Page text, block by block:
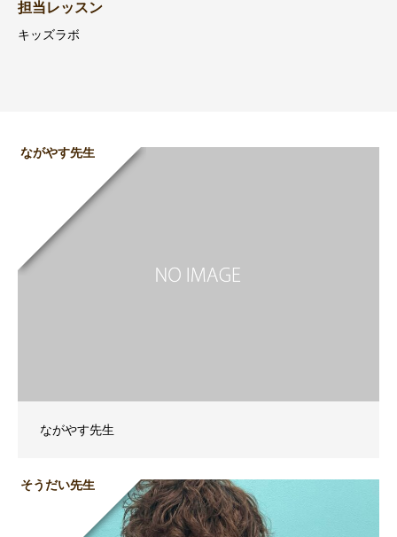
担当レッスン
キッズラボ
ながやす先生
ながやす先生
そうだい先生